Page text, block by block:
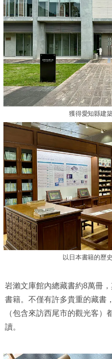
獲得愛知縣建
以日本書籍的歷
岩瀨文庫館內總藏書約8萬冊
書籍。不僅有許多貴重的藏書
（包含來訪西尾市的觀光客）
讀。